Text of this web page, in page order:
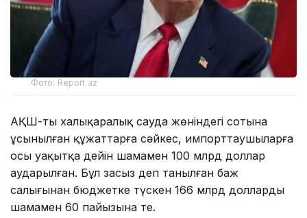
Фото: Report.az
АҚШ-тың халықаралық сауда жөніндегі сотына
ұсынылған құжаттарға сәйкес, импорттаушыларға
осы уақытқа дейін шамамен 100 млрд доллар
аударылған. Бұл заңсыз деп танылған баж
салығынан бюджетке түскен 166 млрд доллардың
шамамен 60 пайызына тең.